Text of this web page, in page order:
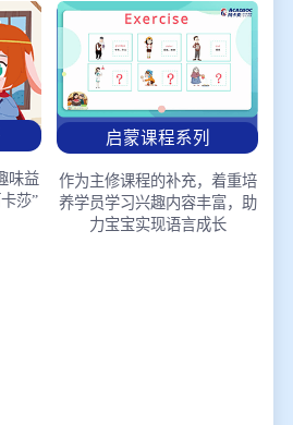
味益
莎”
启蒙课程系列
作为主修课程的补充，着重培
养学员学习兴趣内容丰富，助
力宝宝实现语言成长